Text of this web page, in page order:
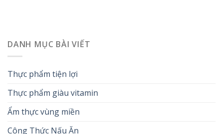
DANH MỤC BÀI VIẾT
Thực phẩm tiện lợi
Thực phẩm giàu vitamin
Ẩm thực vùng miền
Công Thức Nấu Ăn